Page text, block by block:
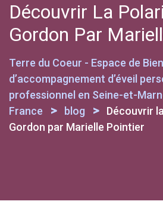
Découvrir La
Gordon Par
Terre du Coeur - Espace de
d’accompagnement d’éveil
professionnel en Seine-et-
France
> blog >
Découvrir
Gordon par Marielle Pointier